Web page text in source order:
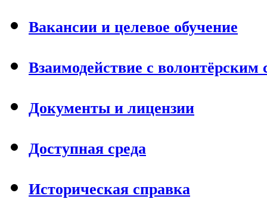
Вакансии и целевое обучение
Взаимодействие с волонтёрским
Документы и лицензии
Доступная среда
Историческая справка